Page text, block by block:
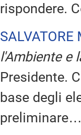
rispondere.
SALVATORE
l'Ambiente e
Presidente.
base degli